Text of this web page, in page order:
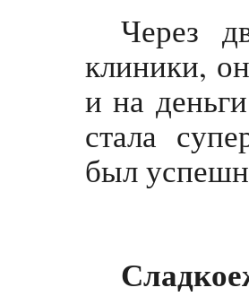
Через
клиники,
и на
стала
был